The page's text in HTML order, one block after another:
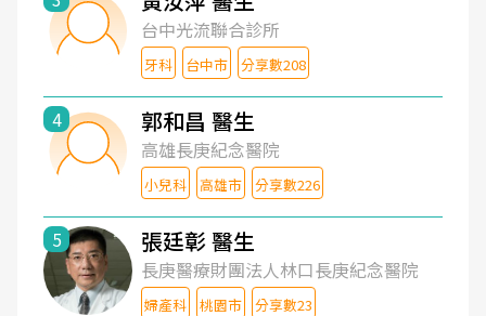
台中光流聯合診所
牙科 台中市 分享數208
4 郭和昌 醫生
高雄長庚紀念醫院
小兒科 高雄市 分享數226
5 張廷彰 醫生
長庚醫療財團法人林口長庚紀念醫院
婦產科 桃園市 分享數23